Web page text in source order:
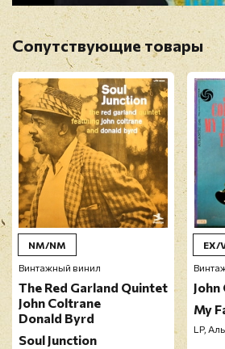
Прикрепить
Оставить
Перед публикацией
модерацию
Сопутствующие товары
NM/NM
Винтажный винил
The Red Garland Quintet
John Coltrane
Donald Byrd
Soul Junction
EX/
My
LP,